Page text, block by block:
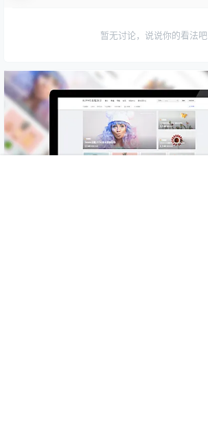
暂无讨论，说说你的看法吧